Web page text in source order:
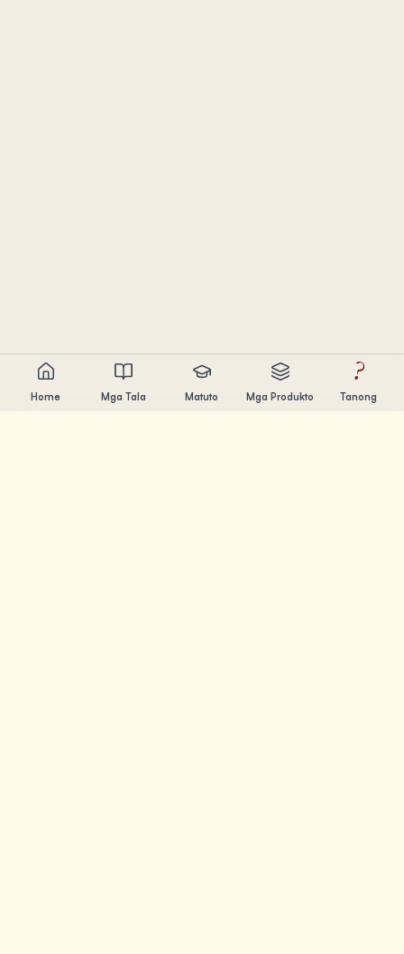
Home Mga Tala Matuto Mga Produkto
?
Tanong